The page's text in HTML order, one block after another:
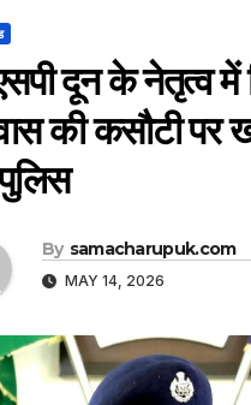
दून के नेतृत्व में
की कसौटी पर
By samacharupuk.com
MAY 14, 2026